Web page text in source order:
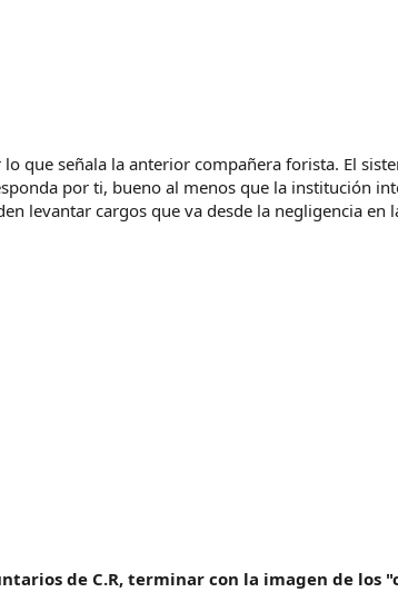
que señala la anterior compañera forista. El
por ti, bueno al menos que la institución
levantar cargos que va desde la negligencia en
de C.R, terminar con la imagen de los